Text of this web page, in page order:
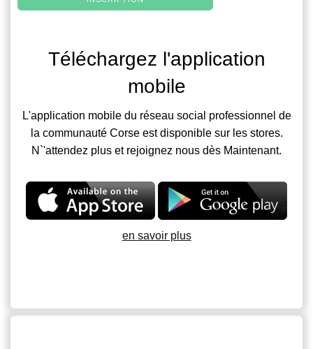
Téléchargez l'application
mobile
L'application mobile du réseau social professionnel de
la communauté Corse est disponible sur les stores.
N`'attendez plus et rejoignez nous dès Maintenant.
en savoir plus